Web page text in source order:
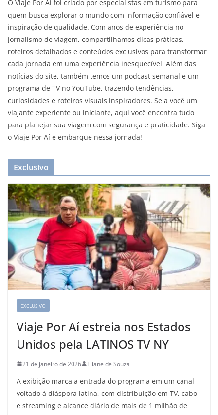
O Viaje Por Aí foi criado por especialistas em turismo para
quem busca explorar o mundo com informação confiável e
inspiração de qualidade. Com anos de experiência no
jornalismo de viagem, compartilhamos dicas práticas,
roteiros detalhados e conteúdos exclusivos para transformar
cada jornada em uma experiência inesquecível. Além das
notícias do site, também temos um podcast semanal e um
programa de TV no YouTube, trazendo tendências,
curiosidades e roteiros visuais inspiradores. Seja você um
viajante experiente ou iniciante, aqui você encontra tudo
para planejar sua viagem com segurança e praticidade. Siga
o Viaje Por Aí e embarque nessa jornada!
Exclusivo
EXCLUSIVO
Viaje Por Aí estreia nos Estados
Unidos pela LATINOS TV NY
21 de janeiro de 2026 Eliane de Souza
A exibição marca a entrada do programa em um canal
voltado à diáspora latina, com distribuição em TV, cabo
e streaming e alcance diário de mais de 1 milhão de